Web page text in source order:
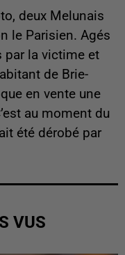
deux Melunais
le Parisien. Agés
par la victime et
de Brie-
en vente une
au moment du
été dérobé par
VUS